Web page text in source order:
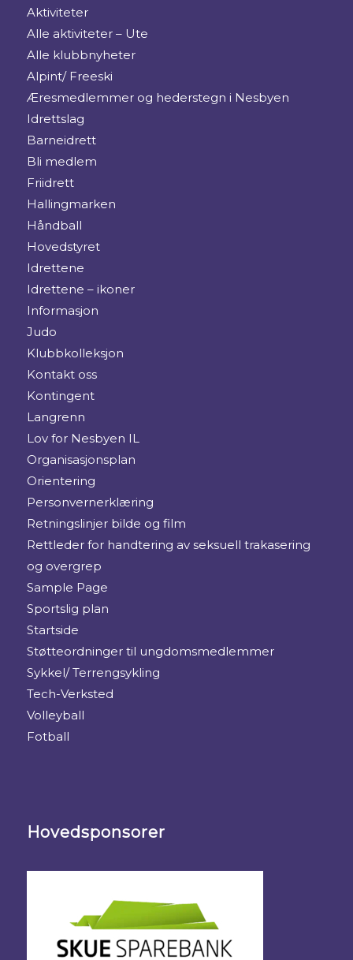
Aktiviteter
Alle aktiviteter – Ute
Alle klubbnyheter
Alpint/ Freeski
Æresmedlemmer og hederstegn i Nesbyen
Idrettslag
Barneidrett
Bli medlem
Friidrett
Hallingmarken
Håndball
Hovedstyret
Idrettene
Idrettene – ikoner
Informasjon
Judo
Klubbkolleksjon
Kontakt oss
Kontingent
Langrenn
Lov for Nesbyen IL
Organisasjonsplan
Orientering
Personvernerklæring
Retningslinjer bilde og film
Rettleder for handtering av seksuell trakasering
og overgrep
Sample Page
Sportslig plan
Startside
Støtteordninger til ungdomsmedlemmer
Sykkel/ Terrengsykling
Tech-Verksted
Volleyball
Fotball
Hovedsponsorer